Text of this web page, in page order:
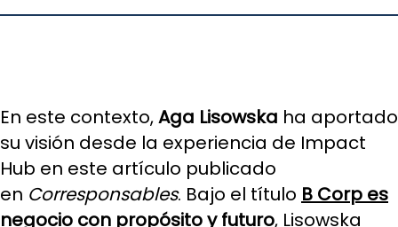
En este contexto,Aga Lisowska ha aportado
su visión desde la experiencia de Impact
Hub en este artículo publicado
en Corresponsables. Bajo el título B Corp es
negocio con propósito y futuro, Lisowska